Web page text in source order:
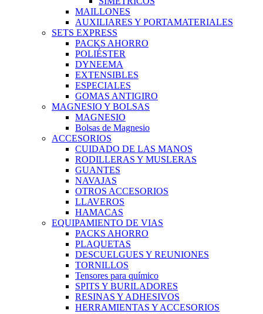
MAILLONES
AUXILIARES Y PORTAMATERIALES
SETS EXPRESS
PACKS AHORRO
POLIÉSTER
DYNEEMA
EXTENSIBLES
ESPECIALES
GOMAS ANTIGIRO
MAGNESIO Y BOLSAS
MAGNESIO
Bolsas de Magnesio
ACCESORIOS
CUIDADO DE LAS MANOS
RODILLERAS Y MUSLERAS
GUANTES
NAVAJAS
OTROS ACCESORIOS
LLAVEROS
HAMACAS
EQUIPAMIENTO DE VIAS
PACKS AHORRO
PLAQUETAS
DESCUELGUES Y REUNIONES
TORNILLOS
Tensores para químico
SPITS Y BURILADORES
RESINAS Y ADHESIVOS
HERRAMIENTAS Y ACCESORIOS